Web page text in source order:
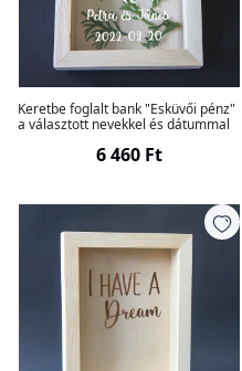
Keretbe foglalt bank "Esküvői pénz"
a választott nevekkel és dátummal
6 460 Ft